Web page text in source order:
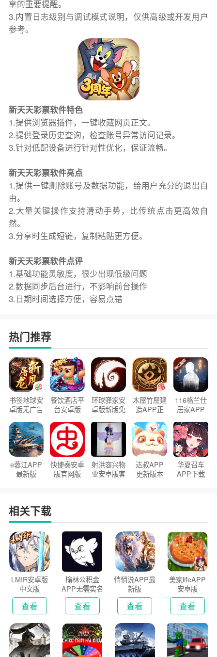
享的重要提醒。
3.内置日志级别与调试模式说明，仅供高级或开发用户
参考。
新天天彩票软件特色
1.提供浏览器插件，一键收藏网页正文。
2.提供登录历史查询，检查账号异常访问记录。
3.针对低配设备进行针对性优化，保证流畅。
新天天彩票软件亮点
1.提供一键删除账号及数据功能，给用户充分的退出自
由。
2.大量关键操作支持滑动手势，比传统点击更高效自
然。
3.分享时生成短链，复制粘贴更方便。
新天天彩票软件点评
1.基础功能灵敏度，很少出现低级问题
2.数据同步后台进行，不影响前台操作
3.日期时间选择方便，容易点错
热门推荐
书签地球安
卓版无广告
餐饮酒店平
台安卓版
环球驿家安
卓版新版免
木屋竹屋建
造APP正
116格兰仕
居家APP
e蓉江APP
最新版
快捷奏安卓
版官网版
射洪容兴物
业安卓版客
达叔APP
更新版本
华夏召车
APP下载
相关下载
LMIR安卓版
中文版
查看
榆林公积金
APP无需实名
认证版
查看
悄悄说APP最
新版
查看
美家lifeAPP
安卓版
查看